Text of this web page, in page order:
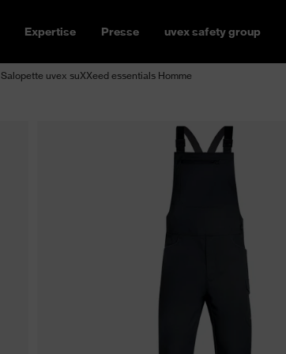
Expertise Presse uvex safety group
Salopette uvex suXXeed essentials Homme